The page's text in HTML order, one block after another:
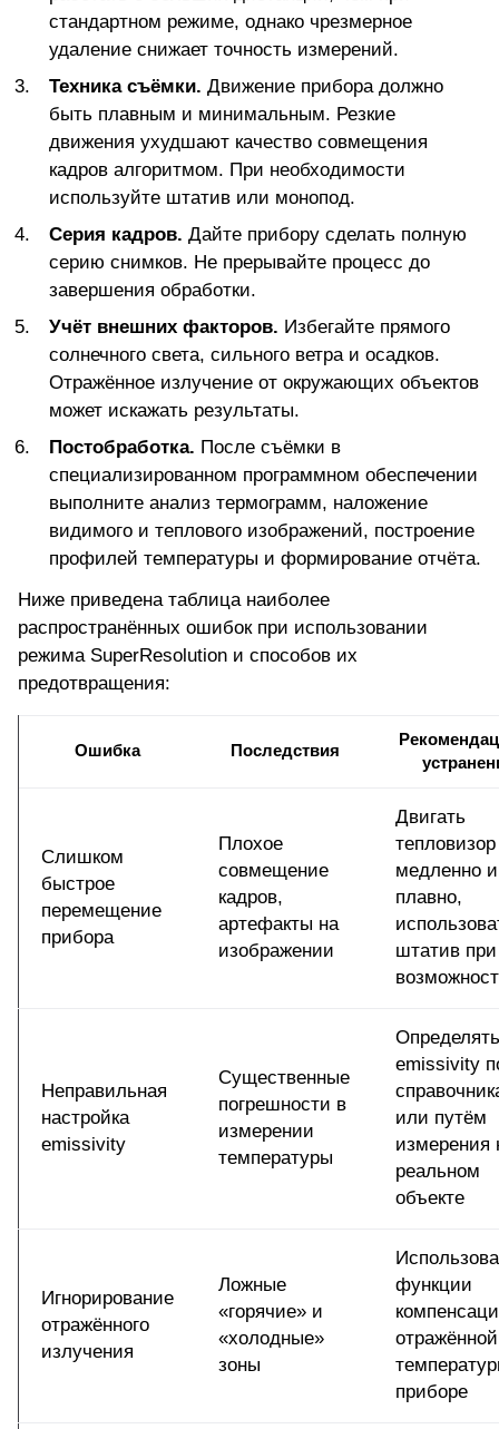
стандартном режиме, однако чрезмерное
удаление снижает точность измерений.
Техника съёмки. Движение прибора должно
быть плавным и минимальным. Резкие
движения ухудшают качество совмещения
кадров алгоритмом. При необходимости
используйте штатив или монопод.
Серия кадров. Дайте прибору сделать полную
серию снимков. Не прерывайте процесс до
завершения обработки.
Учёт внешних факторов. Избегайте прямого
солнечного света, сильного ветра и осадков.
Отражённое излучение от окружающих объектов
может искажать результаты.
Постобработка. После съёмки в
специализированном программном обеспечении
выполните анализ термограмм, наложение
видимого и теплового изображений, построение
профилей температуры и формирование отчёта.
Ниже приведена таблица наиболее
распространённых ошибок при использовании
режима SuperResolution и способов их
предотвращения:
Ошибка Последствия
Слишком
быстрое
перемещение
прибора
Плохое
совмещение
кадров,
артефакты на
изображении
Двигать
тепловизор
медленно и
плавно,
штатив при
Неправильная
настройка
emissivity
Существенные
погрешности в
измерении
температуры
Определять
emissivity
или путём
измерения
реальном
объекте
Игнорирование
отражённого
излучения
Ложные
«горячие» и
«холодные»
зоны
функции
отражённой
приборе